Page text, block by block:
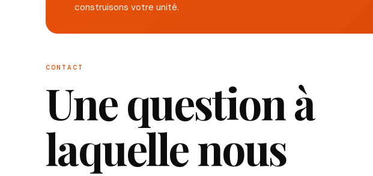
construisons votre unité.
CONTACT
Une question à
laquelle nous